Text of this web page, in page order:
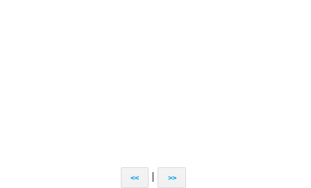
<< >>